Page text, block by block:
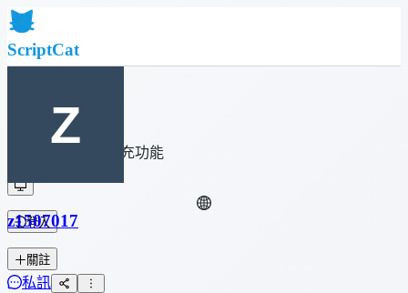
ScriptCat
社群
腳本列表
瀏覽器擴充功能
登入
z1507017
關註
私訊